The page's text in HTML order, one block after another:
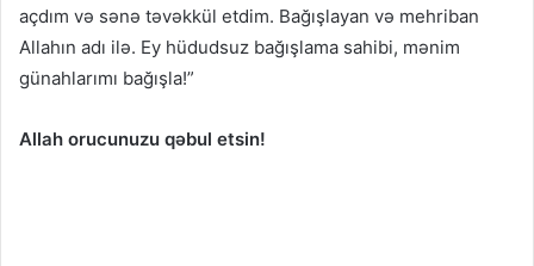
açdım və sənə təvəkkül etdim. Bağışlayan və mehriban
Allahın adı ilə. Ey hüdudsuz bağışlama sahibi, mənim
günahlarımı bağışla!”
Allah orucunuzu qəbul etsin!